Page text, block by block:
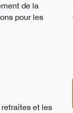
de la
pour les
et les